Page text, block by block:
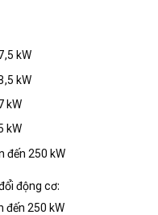
kW
kW
kW
kW
đến 250 kW
động cơ:
đến 250 kW